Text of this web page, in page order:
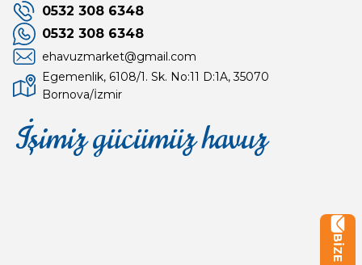
0532 308 6348
0532 308 6348
ehavuzmarket@gmail.com
Egemenlik, 6108/1. Sk. No:11 D:1A, 35070
Bornova/İzmir
İşimiz gücümüz havuz
Mağaza
Depomuz